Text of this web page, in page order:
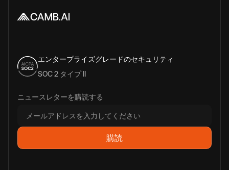
エンタープライズグレードのセキュリティ
SOC 2 タイプ II
ニュースレターを購読する